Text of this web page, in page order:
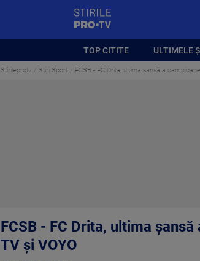
TOP CITITE ULTIMELE
Stirileprotv Stiri Sport FCSB - FC Drita, ultima șansă a
FCSB - FC Drita, ultima
TV și VOYO